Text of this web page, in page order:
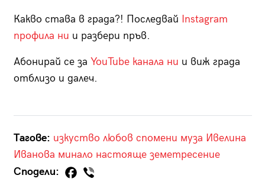
Какво става в града?! Последвай Instagram
профила ни и разбери пръв.
Абонирай се за YouTube канала ни и виж града
отблизо и далеч.
Тагове: изкуство любов спомени муза Ивелина
Иванова минало настояще земетресение
Сподели: